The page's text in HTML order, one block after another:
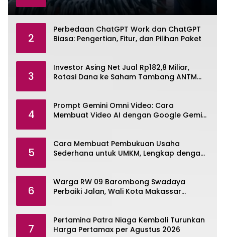
2
Perbedaan ChatGPT Work dan ChatGPT
Biasa: Pengertian, Fitur, dan Pilihan Paket
3
Investor Asing Net Jual Rp182,8 Miliar,
Rotasi Dana ke Saham Tambang ANTM
4
Prompt Gemini Omni Video: Cara
Membuat Video AI dengan Google Gemini
5
Cara Membuat Pembukuan Usaha
Sederhana untuk UMKM, Lengkap dengan
6
Warga RW 09 Barombong Swadaya
Perbaiki Jalan, Wali Kota Makassar
7
Pertamina Patra Niaga Kembali Turunkan
Harga Pertamax per Agustus 2026